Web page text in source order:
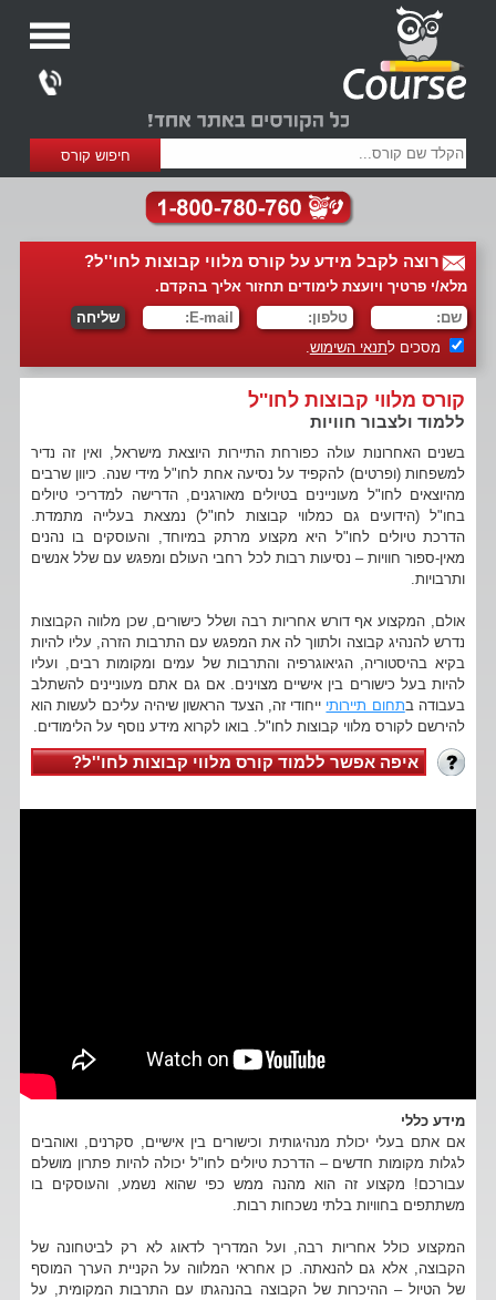
רוצה לקבל מידע על קורס מלווי קבוצות לחו''ל?
מלא/י פרטיך ויועצת לימודים תחזור אליך בהקדם.
מסכים לתנאי השימוש.
קורס מלווי קבוצות לחו''ל
ללמוד ולצבור חוויות
בשנים האחרונות עולה כפורחת התיירות היוצאת מישראל, ואין זה נדיר
למשפחות (ופרטים) להקפיד על נסיעה אחת לחו"ל מידי שנה. כיוון שרבים
מהיוצאים לחו"ל מעוניינים בטיולים מאורגנים, הדרישה למדריכי טיולים
בחו"ל (הידועים גם כמלווי קבוצות לחו"ל) נמצאת בעלייה מתמדת.
הדרכת טיולים לחו"ל היא מקצוע מרתק במיוחד, והעוסקים בו נהנים
מאין-ספור חוויות – נסיעות רבות לכל רחבי העולם ומפגש עם שלל אנשים
ותרבויות.
אולם, המקצוע אף דורש אחריות רבה ושלל כישורים, שכן מלווה הקבוצות
נדרש להנהיג קבוצה ולתווך לה את המפגש עם התרבות הזרה, עליו להיות
בקיא בהיסטוריה, הגיאוגרפיה והתרבות של עמים ומקומות רבים, ועליו
להיות בעל כישורים בין אישיים מצוינים. אם גם אתם מעוניינים להשתלב
בעבודה בתחום תיירותי ייחודי זה, הצעד הראשון שיהיה עליכם לעשות הוא
להירשם לקורס מלווי קבוצות לחו"ל. בואו לקרוא מידע נוסף על הלימודים.
איפה אפשר ללמוד קורס מלווי קבוצות לחו''ל?
מידע כללי
אם אתם בעלי יכולת מנהיגותית וכישורים בין אישיים, סקרנים, ואוהבים
לגלות מקומות חדשים – הדרכת טיולים לחו"ל יכולה להיות פתרון מושלם
עבורכם! מקצוע זה הוא מהנה ממש כפי שהוא נשמע, והעוסקים בו
משתתפים בחוויות בלתי נשכחות רבות.
המקצוע כולל אחריות רבה, ועל המדריך לדאוג לא רק לביטחונה של
הקבוצה, אלא גם להנאתה. כן אחראי המלווה על הקניית הערך המוסף
של הטיול – ההיכרות של הקבוצה בהנהגתו עם התרבות המקומית, על